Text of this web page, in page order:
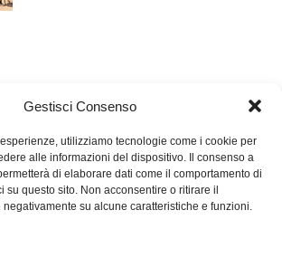
Gestisci Consenso
utilizziamo tecnologie come i cookie per
alle informazioni del dispositivo. Il consenso a
di elaborare dati come il comportamento di
su questo sito. Non acconsentire o ritirare il
su alcune caratteristiche e funzioni.